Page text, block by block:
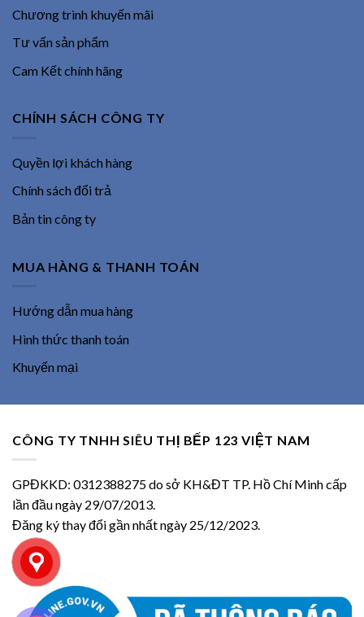
Chương trình khuyến mãi
Tư vấn sản phẩm
Cam Kết chính hãng
CHÍNH SÁCH CÔNG TY
Quyền lợi khách hàng
Chính sách đổi trả
Bản tin công ty
MUA HÀNG & THANH TOÁN
Hướng dẫn mua hàng
Hình thức thanh toán
Khuyến mại
CÔNG TY TNHH SIÊU THỊ BẾP 123 VIỆT NAM
GPĐKKD: 0312388275 do sở KH&ĐT TP. Hồ Chí Minh cấp
lần đầu ngày 29/07/2013.
Đăng ký thay đổi gần nhất ngày 25/12/2023.